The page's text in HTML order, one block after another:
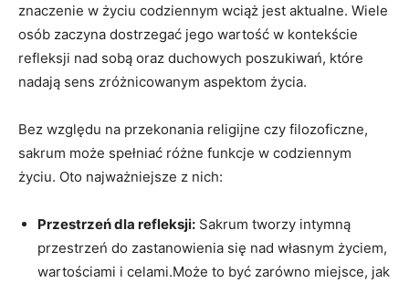
znaczenie w życiu codziennym wciąż jest aktualne. Wiele
osób zaczyna dostrzegać jego wartość w kontekście
refleksji nad sobą oraz duchowych poszukiwań, które
nadają sens zróżnicowanym aspektom życia.
Bez względu na przekonania religijne czy filozoficzne,
sakrum może spełniać różne funkcje w codziennym
życiu. Oto najważniejsze z nich:
Przestrzeń dla refleksji: Sakrum tworzy intymną
przestrzeń do zastanowienia się nad własnym życiem,
wartościami i celami.Może to być zarówno miejsce, jak